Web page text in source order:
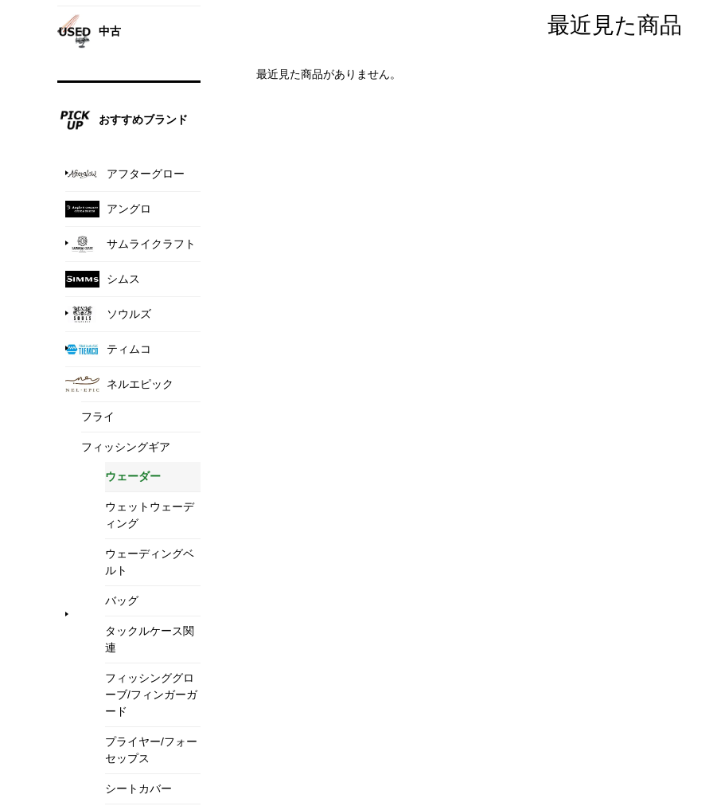
中古
おすすめブランド
アフターグロー
アングロ
サムライクラフト
シムス
ソウルズ
ティムコ
ネルエピック
フライ
フィッシングギア
ウェーダー
ウェットウェーデ
ィング
ウェーディングベ
ルト
バッグ
タックルケース関
連
フィッシンググロ
ーブ/フィンガーガ
ード
プライヤー/フォー
セップス
シートカバー
最近見た商品
最近見た商品がありません。